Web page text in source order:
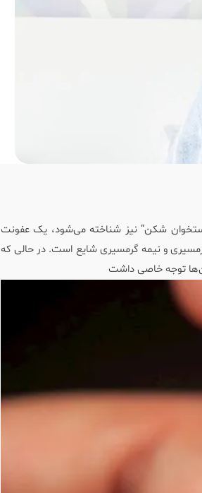
شکن” نیز شناخته می‌شود، یک عفونت
و نیمه گرمسیری شایع است. در حالی که
آن‌ها توجه خاصی داشت